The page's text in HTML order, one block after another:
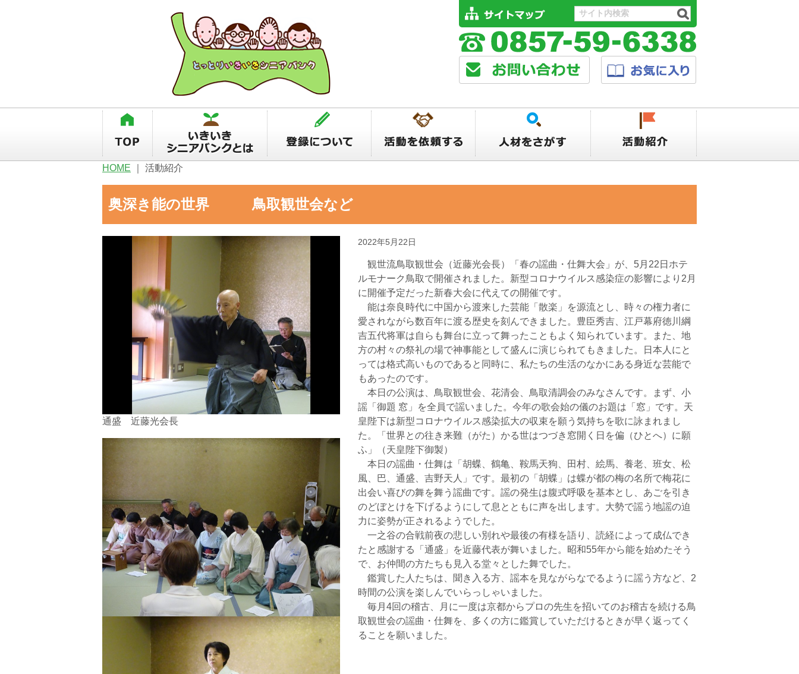
HOME 活動紹介
奥深き能の世界 鳥取観世会など
2022年5月22日
観世流鳥取観世会（近藤光会長）「春の謡曲・仕舞大会」が、5月22日ホテ
ルモナーク鳥取で開催されました。新型コロナウイルス感染症の影響により2月
に開催予定だった新春大会に代えての開催です。
能は奈良時代に中国から渡来した芸能「散楽」を源流とし、時々の権力者に
愛されながら数百年に渡る歴史を刻んできました。豊臣秀吉、江戸幕府徳川綱
吉五代将軍は自らも舞台に立って舞ったこともよく知られています。また、地
方の村々の祭礼の場で神事能として盛んに演じられてもきました。日本人にと
っては格式高いものであると同時に、私たちの生活のなかにある身近な芸能で
もあったのです。
本日の公演は、鳥取観世会、花清会、鳥取清調会のみなさんです。まず、小
謡「御題 窓」を全員で謡いました。今年の歌会始の儀のお題は「窓」です。天
皇陛下は新型コロナウイルス感染拡大の収束を願う気持ちを歌に詠まれまし
た。「世界との往き来難（がた）かる世はつづき窓開く日を偏（ひとへ）に願
ふ」（天皇陛下御製）
本日の謡曲・仕舞は「胡蝶、鶴亀、鞍馬天狗、田村、絵馬、養老、班女、松
風、巴、通盛、吉野天人」です。最初の「胡蝶」は蝶が都の梅の名所で梅花に
出会い喜びの舞を舞う謡曲です。謡の発生は腹式呼吸を基本とし、あごを引き
のどぼとけを下げるようにして息とともに声を出します。大勢で謡う地謡の迫
力に姿勢が正されるようでした。
一之谷の合戦前夜の悲しい別れや最後の有様を語り、読経によって成仏でき
たと感謝する「通盛」を近藤代表が舞いました。昭和55年から能を始めたそう
で、お仲間の方たちも見入る堂々とした舞でした。
鑑賞した人たちは、聞き入る方、謡本を見ながらなでるように謡う方など、2
時間の公演を楽しんでいらっしゃいました。
毎月4回の稽古、月に一度は京都からプロの先生を招いてのお稽古を続ける鳥
取観世会の謡曲・仕舞を、多くの方に鑑賞していただけるときが早く返ってく
ることを願いました。
通盛 近藤光会長